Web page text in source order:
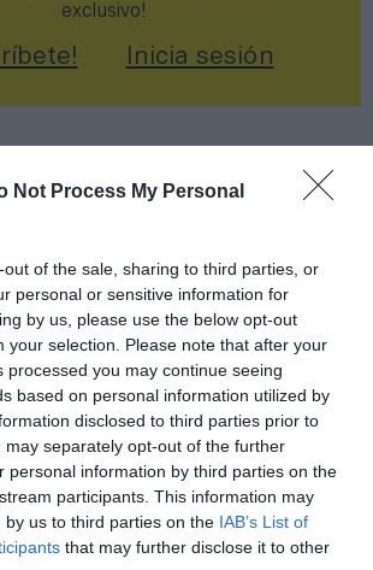
Not Process My Personal
out of the sale, sharing to third parties, or
personal or sensitive information for
by us, please use the below opt-out
your selection. Please note that after your
processed you may continue seeing
based on personal information utilized by
disclosed to third parties prior to
may separately opt-out of the further
personal information by third parties on the
participants. This information may
by us to third parties on the IAB’s List of
that may further disclose it to other
exclusivo!
Inicia sesión